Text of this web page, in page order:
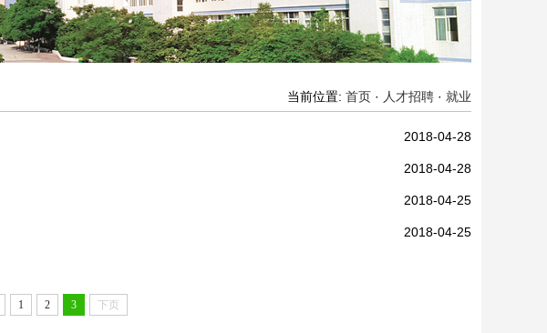
当前位置: 首页· 人才招聘· 就业
2018-04-28
2018-04-28
2018-04-25
2018-04-25
1 2 3 下页